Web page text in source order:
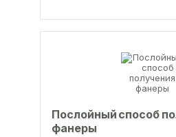
Послойный способ
фанеры